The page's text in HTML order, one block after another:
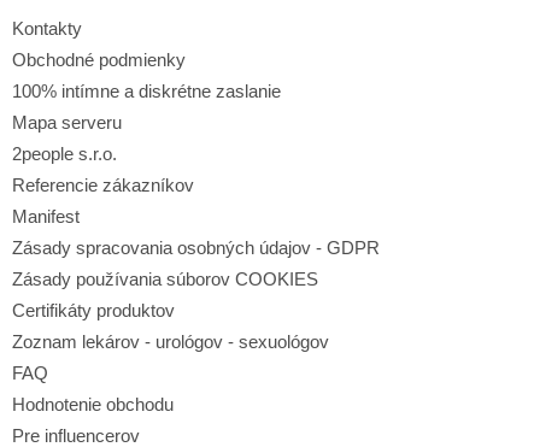
Kontakty
Obchodné podmienky
100% intímne a diskrétne zaslanie
Mapa serveru
2people s.r.o.
Referencie zákazníkov
Manifest
Zásady spracovania osobných údajov - GDPR
Zásady používania súborov COOKIES
Certifikáty produktov
Zoznam lekárov - urológov - sexuológov
FAQ
Hodnotenie obchodu
Pre influencerov